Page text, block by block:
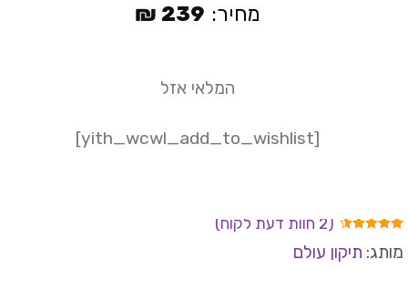
מתוך
(
2חוות דעת לקוח)
תיקון עולם
מחיר: 239
₪
המלאי אזל